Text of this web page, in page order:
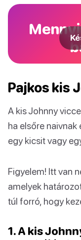
Pajkos kis
A kis Johnny
ha elsőre naivnak
egy kicsit vagy
Figyelem! Itt van
amelyek
túl forró, hogy
1. A kis